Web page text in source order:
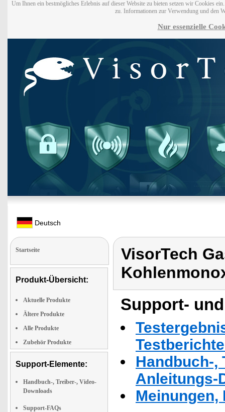
Um Ihnen ein bestmögliches Erlebnis auf dieser Website zu bieten setzen wir Cookies
zu. Informationen zur Verwendung und den
Nur essenzielle
Deutsch
Startseite
Produkt-Übersicht:
Aktuelle Produkte
Ältere Produkte
Alle Produkte
Zubehör Produkte
Support-Elemente:
Handbuch-, Treiber-, Video-
Downloads
Support-FAQs
VisorTech
Support-
Handbuch-,
Anleitungs-